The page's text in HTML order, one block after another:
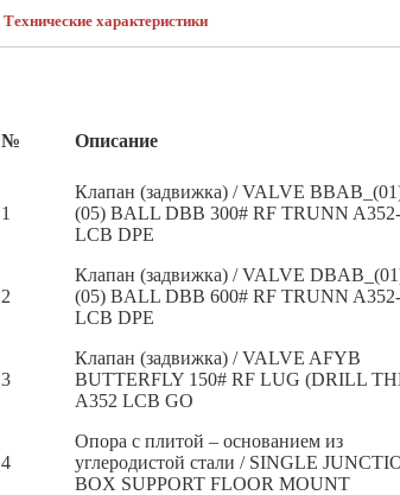
Технические характеристики
№ Описание
1
Клапан (задвижка) / VALVE
(05) BALL DBB 300# RF TRUNN A352-
LCB DPE
2
Клапан (задвижка) / VALVE
(05) BALL DBB 600# RF TRUNN A352-
LCB DPE
3
Клапан (задвижка) / VALVE AFYB
BUTTERFLY 150# RF LUG (DRILL
A352 LCB GO
4
Опора с плитой – основанием из
углеродистой стали / SINGLE
BOX SUPPORT FLOOR MOUNT